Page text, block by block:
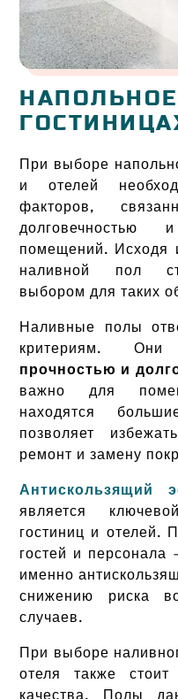
При выборе
и отелей
факторов,
долговечностью
помещений. Исходя
наливной пол
выбором для таких
Наливные полы
критериям.
прочностью и
важно для
находятся
позволяет
ремонт и замену
Антискользящий
является
гостиниц и отелей.
гостей и персонала
именно
снижению риска
случаев.
При выборе
отеля также стоит
качества. Полы